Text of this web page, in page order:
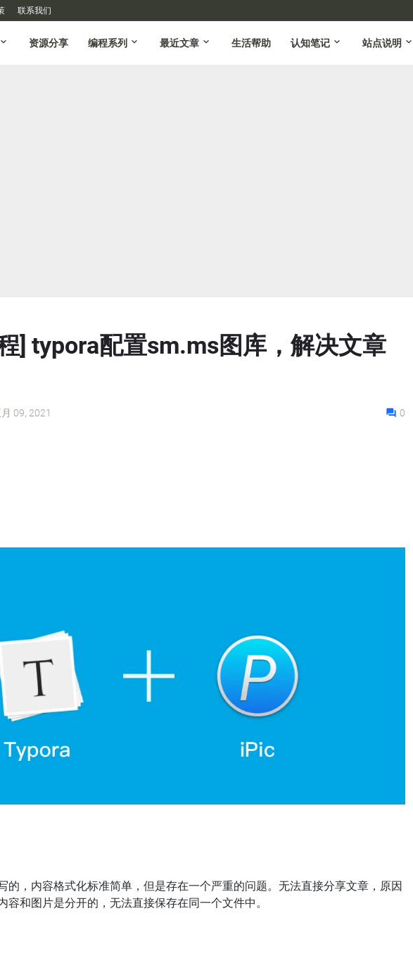
联系我们
资源分享 编程系列 最近文章 生活帮助 认知笔记 站点说明
] typora配置sm.ms图库，解决文章
09, 2021 0
的，内容格式化标准简单，但是存在一个严重的问题。无法直接分享文章，原因
和图片是分开的，无法直接保存在同一个文件中。